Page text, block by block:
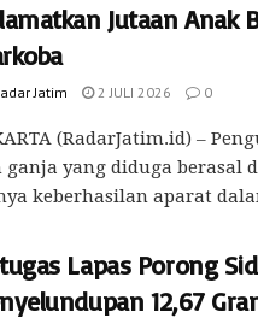
Jutaan Anak
Jatim 2 JULI 2026 0
(RadarJatim.id) –
ganja yang diduga berasal
keberhasilan aparat
Lapas Porong
12,67